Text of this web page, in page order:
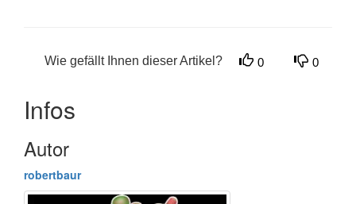
Wie gefällt Ihnen dieser Artikel? 0 0
Infos
Autor
robertbaur